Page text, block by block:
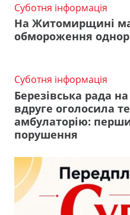
Суботня інформація
На Житомирщині
обмороження
Суботня інформація
Березівська рада
вдруге оголосила
амбулаторію:
порушення